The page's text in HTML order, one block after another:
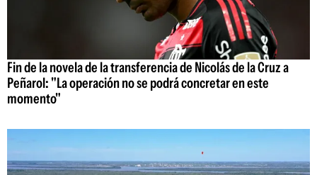
Fin de la novela de la transferencia de Nicolás de la Cruz a
Peñarol: "La operación no se podrá concretar en este
momento"